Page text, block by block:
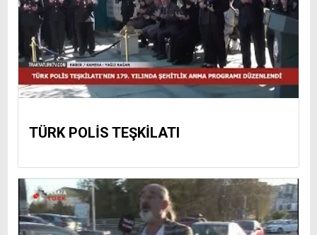
TÜRK POLİS TEŞKİLATI